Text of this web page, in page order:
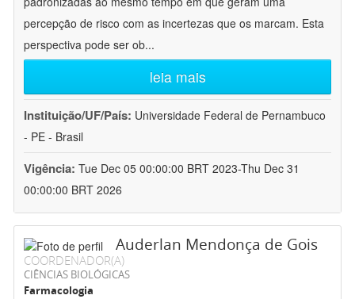
percepção de risco com as incertezas que os marcam. Esta
perspectiva pode ser ob...
leia mais
Instituição/UF/País: Universidade Federal de Pernambuco
- PE - Brasil
Vigência: Tue Dec 05 00:00:00 BRT 2023-Thu Dec 31
00:00:00 BRT 2026
Auderlan Mendonça de Gois
COORDENADOR(A)
CIÊNCIAS BIOLÓGICAS
Farmacologia